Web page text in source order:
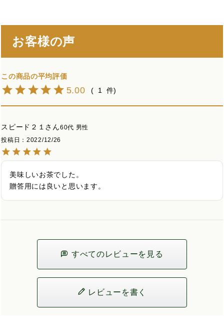
お客様の声
5.00 1
スピード２１ 60代 男性
投稿日
2022/12/26
美味しいお茶でした。
贈答用には良いと思います。
すべてのレビューを見る
レビューを書く